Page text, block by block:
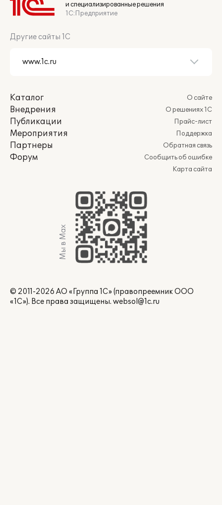
и специализированные решения
1С:Предприятие
Другие сайты 1С
Каталог
Внедрения
Публикации
Мероприятия
Партнеры
Форум
О сайте
О решениях 1С
Прайс-лист
Поддержка
Обратная связь
Сообщить об ошибке
Карта сайта
Мы в Max
© 2011-2026 АО «Группа 1С» (правопреемник ООО
«1С»). Все права защищены. websol@1c.ru